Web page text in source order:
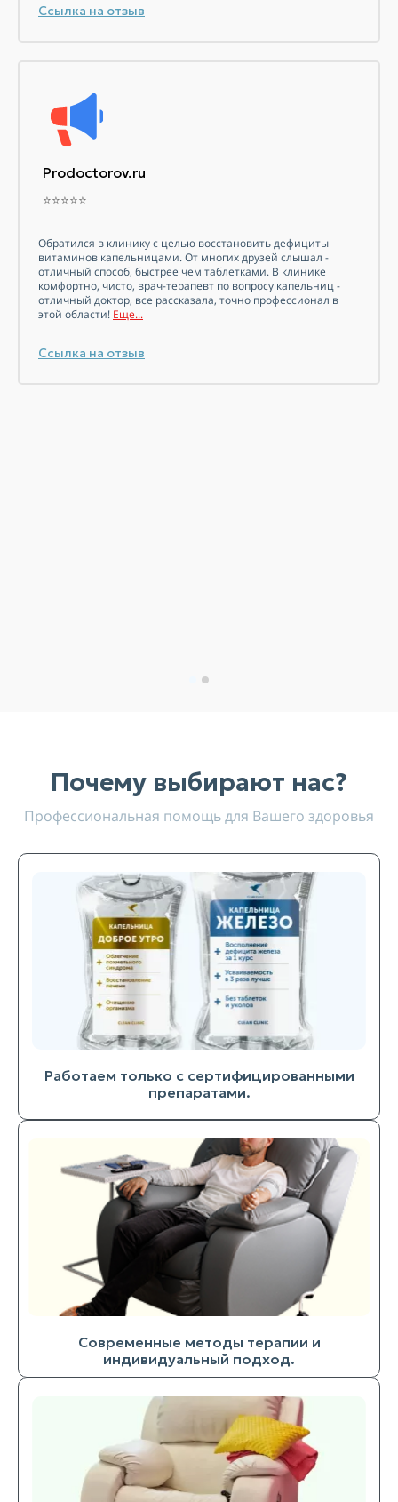
Ссылка на отзыв
Prodoctorov.ru
⭐⭐⭐⭐⭐
Обратился в клинику с целью восстановить дефициты
витаминов капельницами. От многих друзей слышал -
отличный способ, быстрее чем таблетками. В клинике
комфортно, чисто, врач-терапевт по вопросу капельниц -
отличный доктор, все рассказала, точно профессионал в
этой области! Еще...
Ссылка на отзыв
Почему выбирают нас?
Профессиональная помощь для Вашего здоровья
Работаем только с сертифицированными
препаратами.
Современные методы терапии и
индивидуальный подход.